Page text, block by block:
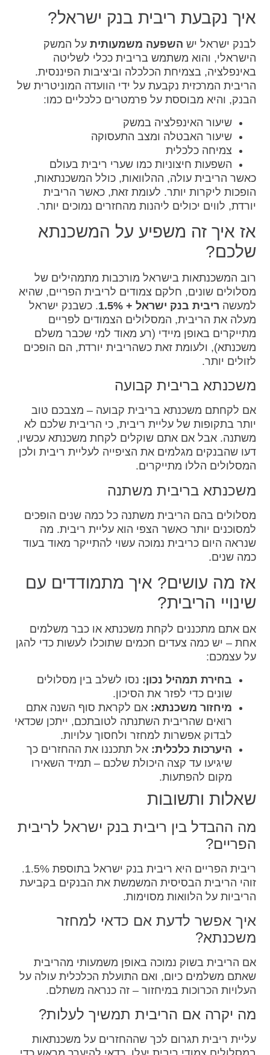
איך נקבעת ריבית בנק ישראל?
לבנק ישראל יש השפעה משמעותיתעל המשק
הישראלי, והוא משתמש בריבית ככלי לשליטה
באינפלציה, בצמיחת הכלכלה וביציבות הפיננסית.
הריבית המרכזית נקבעת על ידי הוועדה המוניטרית של
הבנק, והיא מבוססת על פרמטרים כלכליים כמו:
שיעור האינפלציה במשק
שיעור האבטלה ומצב התעסוקה
צמיחה כלכלית
השפעות חיצוניות כמו שערי ריבית בעולם
כאשר הריבית עולה, ההלוואות, כולל המשכנתאות,
הופכות ליקרות יותר. לעומת זאת, כאשר הריבית
יורדת, לווים יכולים ליהנות מהחזרים נמוכים יותר.
אז איך זה משפיע על המשכנתא
שלכם?
רוב המשכנתאות בישראל מורכבות מתמהילים של
מסלולים שונים, חלקם צמודים לריבית הפריים, שהיא
למעשה ריבית בנק ישראל + 1.5%
. כשבנק ישראל
מעלה את הריבית, המסלולים הצמודים לפריים
מתייקרים באופן מיידי (רע מאוד למי שכבר משלם
משכנתא), ולעומת זאת כשהריבית יורדת, הם הופכים
לזולים יותר.
משכנתא בריבית קבועה
אם לקחתם משכנתא בריבית קבועה – מצבכם טוב
יותר בתקופות של עליית ריבית, כי הריבית שלכם לא
משתנה. אבל אם אתם שוקלים לקחת משכנתא עכשיו,
דעו שהבנקים מגלמים את הציפייה לעליית ריבית ולכן
המסלולים הללו מתייקרים.
משכנתא בריבית משתנה
מסלולים בהם הריבית משתנה כל כמה שנים הופכים
למסוכנים יותר כאשר הצפי הוא עליית ריבית. מה
שנראה היום כריבית נמוכה עשוי להתייקר מאוד בעוד
כמה שנים.
אז מה עושים? איך מתמודדים עם
שינויי הריבית?
אם אתם מתכננים לקחת משכנתא או כבר משלמים
אחת – יש כמה צעדים חכמים שתוכלו לעשות כדי להגן
על עצמכם:
בחירת תמהיל נכון: נסו לשלב בין מסלולים
שונים כדי לפזר את הסיכון.
מיחזור משכנתא: אם לקראת סוף השנה אתם
רואים שהריבית השתנתה לטובתכם, ייתכן שכדאי
לבדוק אפשרות למחזר ולחסוך עלויות.
היערכות כלכלית: אל תתכננו את ההחזרים כך
שיגיעו עד קצה היכולת שלכם – תמיד השאירו
מקום להפתעות.
שאלות ותשובות
מה ההבדל בין ריבית בנק ישראל לריבית
הפריים?
ריבית הפריים היא ריבית בנק ישראל בתוספת 1.5%.
זוהי הריבית הבסיסית המשמשת את הבנקים בקביעת
הריביות על הלוואות מסוימות.
איך אפשר לדעת אם כדאי למחזר
משכנתא?
אם הריבית בשוק נמוכה באופן משמעותי מהריבית
שאתם משלמים כיום, ואם התועלת הכלכלית עולה על
העלויות הכרוכות במיחזור – זה כנראה משתלם.
מה יקרה אם הריבית תמשיך לעלות?
עליית ריבית תגרום לכך שההחזרים על משכנתאות